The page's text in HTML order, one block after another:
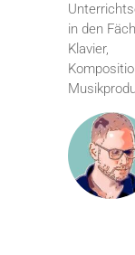
in den
Klavier,